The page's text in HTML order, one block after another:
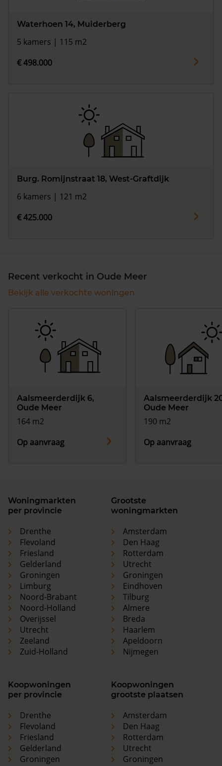
Waterhoen 14, Muiderberg
5 kamers | 115 m2
€ 498.000
Burg. Romijnstraat 18, West-Graftdijk
6 kamers | 121 m2
€ 425.000
Recent verkocht in Oude Meer
Bekijk alle verkochte woningen
Aalsmeerderdijk 6,
Oude Meer
164 m2
Op aanvraag
Aalsmeerderdijk
Oude Meer
190 m2
Op aanvraag
Woningmarkten
per provincie
Drenthe
Flevoland
Friesland
Gelderland
Groningen
Limburg
Noord-Brabant
Noord-Holland
Overijssel
Utrecht
Zeeland
Zuid-Holland
Grootste
woningmarkten
Amsterdam
Den Haag
Rotterdam
Utrecht
Groningen
Eindhoven
Tilburg
Almere
Breda
Haarlem
Apeldoorn
Nijmegen
Koopwoningen
per provincie
Drenthe
Flevoland
Friesland
Gelderland
Groningen
Koopwoningen
grootste plaatsen
Amsterdam
Den Haag
Rotterdam
Utrecht
Groningen